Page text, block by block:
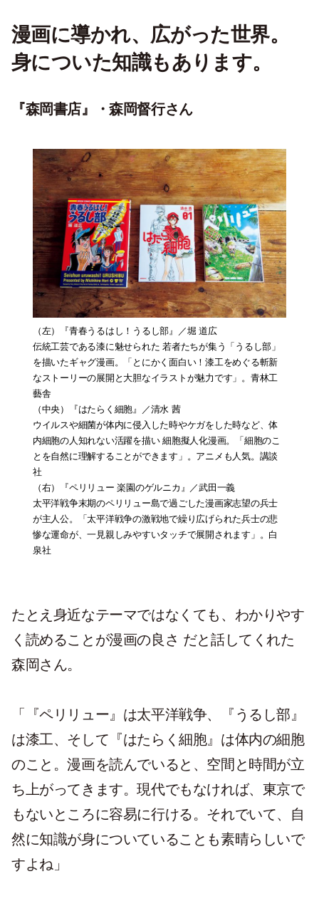
漫画に導かれ、広がった世界。
身についた知識もあります。
『森岡書店』・森岡督行さん
（左） 『青春うるはし！うるし部』
／堀 道広
伝統工芸である漆に魅せられた 若者たちが集う「うるし部」
を描いたギャグ漫画。「とにかく面白い！漆工をめぐる斬新
なストーリーの展開と大胆なイラストが魅力です」。青林工
藝舎
（中央）
『はたらく細胞』
／清水 茜
ウイルスや細菌が体内に侵入した時やケガをした時など、体
内細胞の人知れない活躍を描い 細胞擬人化漫画。「細胞のこ
とを自然に理解することができます」。アニメも人気。講談
社
（右）
『ペリリュー 楽園のゲルニカ』 ／武田一義
太平洋戦争末期のペリリュー島で過ごした漫画家志望の兵士
が主人公。「太平洋戦争の激戦地で繰り広げられた兵士の悲
惨な運命が、一見親しみやすいタッチで展開されます」。白
泉社
たとえ身近なテーマではなくても、わかりやす
く読めることが漫画の良さ だと話してくれた
森岡さん。
「『ペリリュー』は太平洋戦争、『うるし部』
は漆工、そして『はたらく細胞』は体内の細胞
のこと。漫画を読んでいると、空間と時間が立
ち上がってきます。現代でもなければ、東京で
もないところに容易に行ける。それでいて、自
然に知識が身についていることも素晴らしいで
すよね」